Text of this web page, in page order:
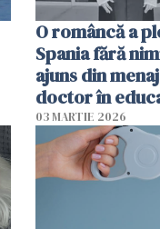
O româncă a
Spania fără
ajuns din
doctor în
03 MARTIE 2026